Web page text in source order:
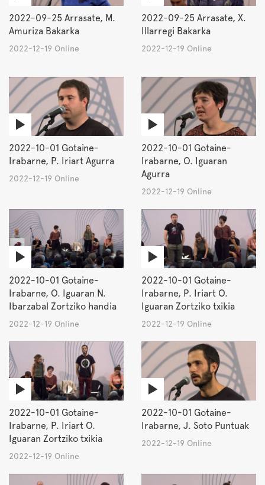
2022-09-25 Arrasate, M.
Amuriza Bakarka
2022-12-19 Online
2022-09-25 Arrasate, X.
Illarregi Bakarka
2022-12-19 Online
2022-10-01 Gotaine-
Irabarne, P. Iriart Agurra
2022-12-19 Online
2022-10-01 Gotaine-
Irabarne, O. Iguaran
Agurra
2022-12-19 Online
2022-10-01 Gotaine-
Irabarne, O. Iguaran N.
Ibarzabal Zortziko handia
2022-12-19 Online
2022-10-01 Gotaine-
Irabarne, P. Iriart O.
Iguaran Zortziko txikia
2022-12-19 Online
2022-10-01 Gotaine-
Irabarne, P. Iriart O.
Iguaran Zortziko txikia
2022-12-19 Online
2022-10-01 Gotaine-
Irabarne, J. Soto Puntuak
2022-12-19 Online